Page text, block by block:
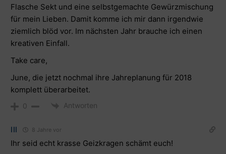
Flasche Sekt und eine selbstgemachte Gewürzmischung
für mein Lieben. Damit komme ich mir dann irgendwie
ziemlich blöd vor. Im nächsten Jahr brauche ich einen
kreativen Einfall.
Take care,
June, die jetzt nochmal ihre Jahreplanung für 2018
komplett überarbeitet.
0 Antworten
lll 8 Jahre vor
Ihr seid echt krasse Geizkragen schämt euch!